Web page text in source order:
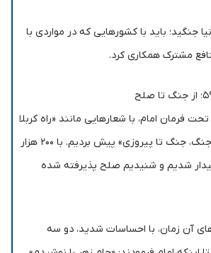
جنگید؛ باید با کشورهایی که در مواردی با
مشترک همکاری کرد.
فرمان امام، با شعارهایی مانند «راه کربلا
از قدس می‌گذرد» و «جنگ، جنگ تا پیروزی» پیش بردیم. با ۲۰۰ هزار
شدیم و شنیدیم صلح پذیرفته شده
آن زمان، با احساسات شدید، دو سه